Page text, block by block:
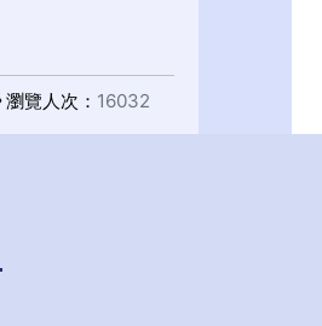
瀏覽人次： 16032